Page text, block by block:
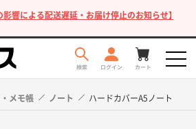
影響による配送遅延・お届け停止のお知らせ】
メモ帳 ノート ハードカバーA5ノート